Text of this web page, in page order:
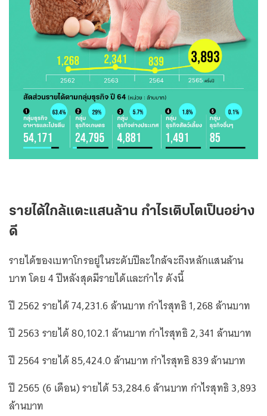
รายได้ใกล้แตะแสนล้าน กำไรเติบโตเป็นอย่าง
ดี
รายได้ของเบทาโกรอยู่ในระดับปีละใกล้จะถึงหลักแสนล้าน
บาท โดย 4 ปีหลังสุดมีรายได้และกำไร ดังนี้
ปี 2562 รายได้ 74,231.6 ล้านบาท กำไรสุทธิ 1,268 ล้านบาท
ปี 2563 รายได้ 80,102.1 ล้านบาท กำไรสุทธิ 2,341 ล้านบาท
ปี 2564 รายได้ 85,424.0 ล้านบาท กำไรสุทธิ 839 ล้านบาท
ปี 2565 (6 เดือน) รายได้ 53,284.6 ล้านบาท กำไรสุทธิ 3,893
ล้านบาท